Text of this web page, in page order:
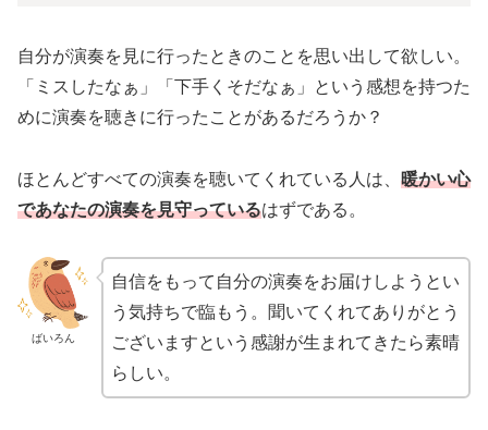
自分が演奏を見に行ったときのことを思い出して欲しい。
「ミスしたなぁ」「下手くそだなぁ」という感想を持つた
めに演奏を聴きに行ったことがあるだろうか？
ほとんどすべての演奏を聴いてくれている人は、 暖かい心
であなたの演奏を見守っているはずである。
ばいろん
自信をもって自分の演奏をお届けしようとい
う気持ちで臨もう。聞いてくれてありがとう
ございますという感謝が生まれてきたら素晴
らしい。